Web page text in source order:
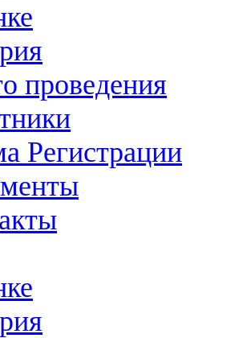
проведения
Регистрации